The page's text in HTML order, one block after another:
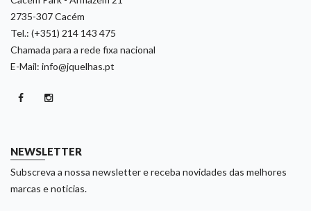
2735-307 Cacém
Tel.: (+351) 214 143 475
Chamada para a rede fixa nacional
E-Mail: info@jquelhas.pt
NEWSLETTER
Subscreva a nossa newsletter e receba novidades das melhores
marcas e noticias.